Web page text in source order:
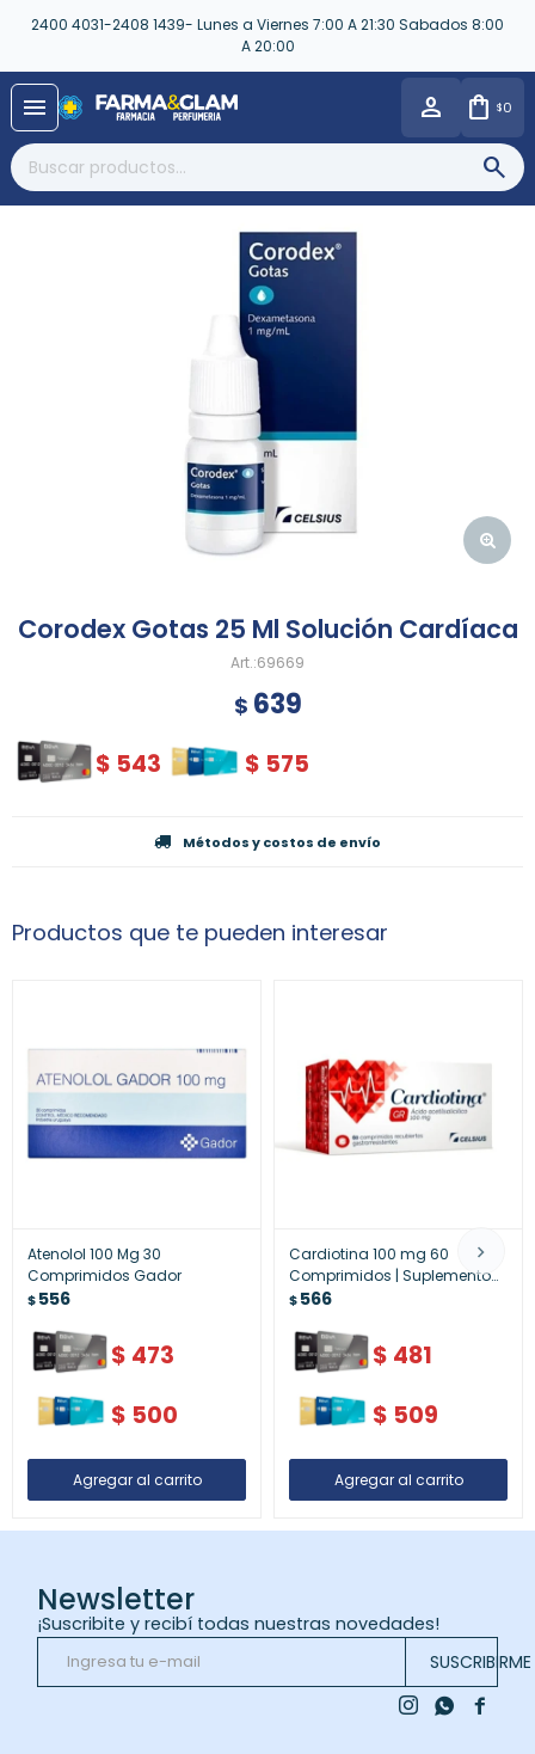
2400 4031-2408 1439- Lunes a Viernes 7:00 A 21:30 Sabados 8:00
A 20:00
menu $0
Corodex Gotas 25 Ml Solución Cardíaca
69669
$ 639
$ 543 $ 575
Métodos y costos de envío
Productos que te pueden interesar
Atenolol 100 Mg 30
Comprimidos Gador
$556
$ 473
$ 500
Cardiotina 100 mg 60
Comprimidos | Suplemento
para Soporte Cardiovascular
$566
$ 481
$ 509
Newsletter
¡Suscribite y recibí todas nuestras novedades!
SUSCRIBIRME

 